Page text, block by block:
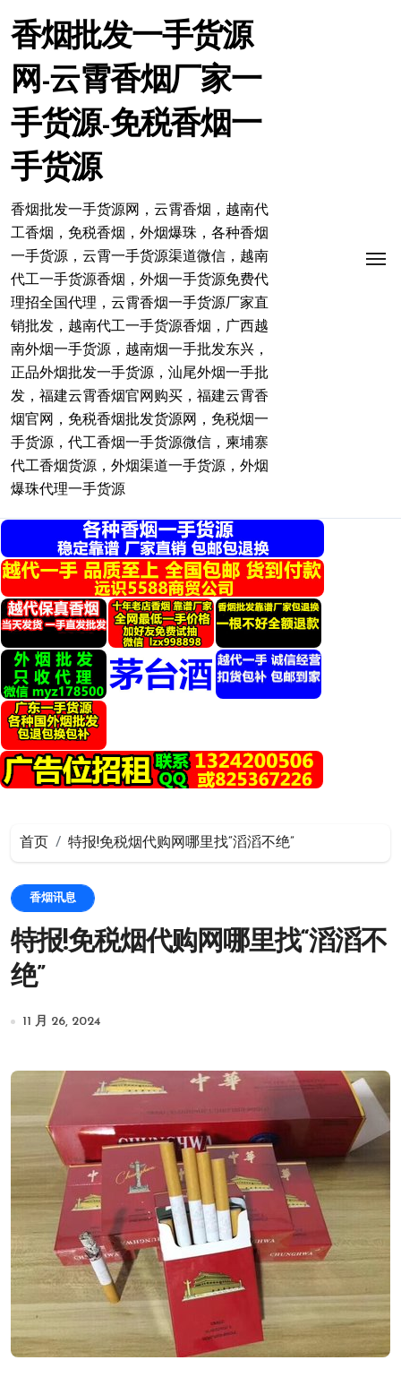
转香烟批发一手货源
网-云霄香烟厂家一
手货源-免税香烟一
手货源
香烟批发一手货源网，云霄香烟，越南代
工香烟，免税香烟，外烟爆珠，各种香烟
一手货源，云霄一手货源渠道微信，越南
代工一手货源香烟，外烟一手货源免费代
理招全国代理，云霄香烟一手货源厂家直
销批发，越南代工一手货源香烟，广西越
南外烟一手货源，越南烟一手批发东兴，
正品外烟批发一手货源，汕尾外烟一手批
发，福建云霄香烟官网购买，福建云霄香
烟官网，免税香烟批发货源网，免税烟一
手货源，代工香烟一手货源微信，柬埔寨
代工香烟货源，外烟渠道一手货源，外烟
爆珠代理一手货源
首页 特报!免税烟代购网哪里找“滔滔不绝”
香烟讯息
特报!免税烟代购网哪里找“滔滔不
绝”
11 月 26, 2024